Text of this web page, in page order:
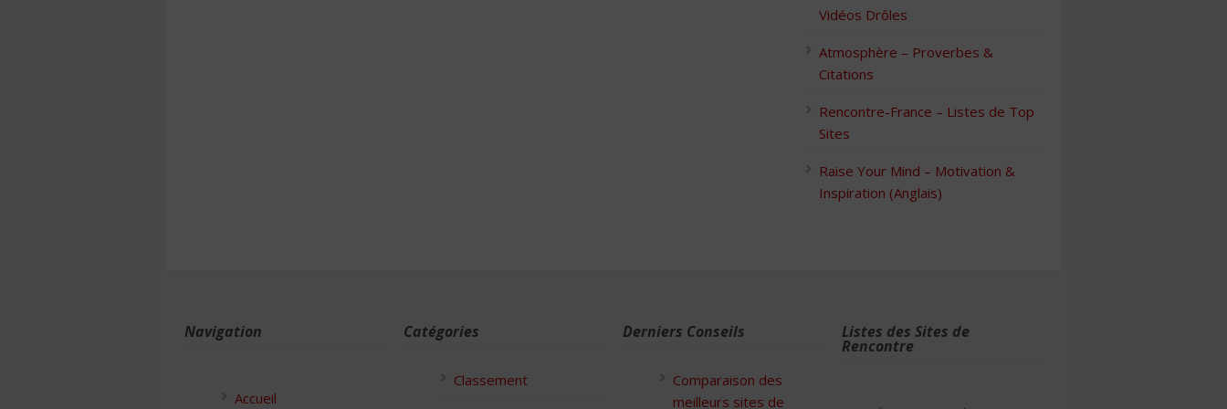
Vidéos Drôles
Atmosphère – Proverbes &
Citations
Rencontre-France – Listes de Top
Sites
Raise Your Mind – Motivation &
Inspiration (Anglais)
Navigation
Accueil
Catégories
Classement
Derniers Conseils
Comparaison des
meilleurs sites de
Listes des Sites de
Rencontre